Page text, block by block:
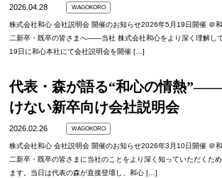
2026.04.28 WAGOKORO
株式会社和心 会社説明会 開催のお知らせ2026年5月19日開催 ＠
二新卒・既卒の皆さまへ――当社 株式会社和心をより深く理解し
19日に和心本社にて会社説明会を開催 […]
代表・森が語る“和心の情熱
けない新卒向け会社説明会
2026.02.26 WAGOKORO
株式会社和心 会社説明会 開催のお知らせ2026年3月10日開催 ＠
二新卒・既卒の皆さまに当社のことをより深く知っていただくた
ます。当日は代表の森が直接登壇し、和心 […]